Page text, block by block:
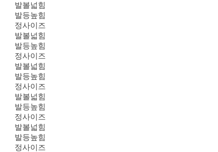
발볼넓힘
발등높힘
정사이즈
발볼넓힘
발등높힘
정사이즈
발볼넓힘
발등높힘
정사이즈
발볼넓힘
발등높힘
정사이즈
발볼넓힘
발등높힘
정사이즈